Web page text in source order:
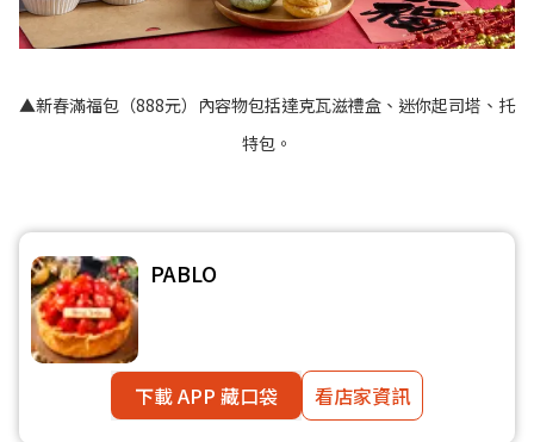
▲新春滿福包（888元）內容物包括達克瓦滋禮盒、迷你起司塔、托
特包。
PABLO
下載 APP 藏口袋 看店家資訊